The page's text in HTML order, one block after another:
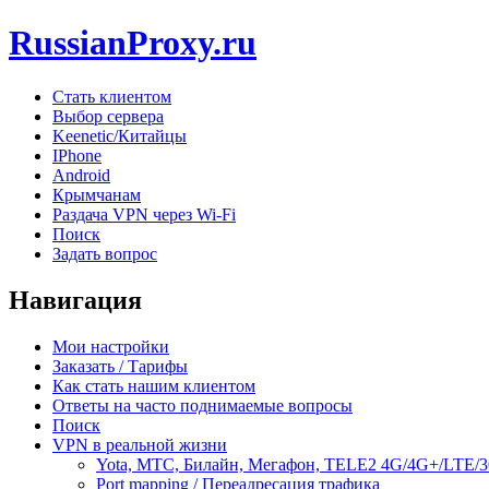
RussianProxy.ru
Стать клиентом
Выбор сервера
Keenetic/Китайцы
IPhone
Android
Крымчанам
Раздача VPN через Wi-Fi
Поиск
Задать вопрос
Навигация
Мои настройки
Заказать / Тарифы
Как стать нашим клиентом
Ответы на часто поднимаемые вопросы
Поиск
VPN в реальной жизни
Yota, МТС, Билайн, Мегафон, TELE2 4G/4G+/LTE/
Port mapping / Переадресация трафика